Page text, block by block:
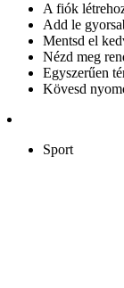
A fiók
Add le
Mentsd el
Nézd meg
Egyszerűen
Kövesd
Sport